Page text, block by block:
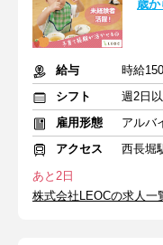
歳
給与
時給
シフト
週2日
雇用形態
アルバ
アクセス
西長堀
あと2日
株式会社LEOCの求人一